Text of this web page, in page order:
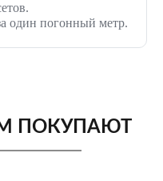
один погонный метр.
ПОКУПАЮТ